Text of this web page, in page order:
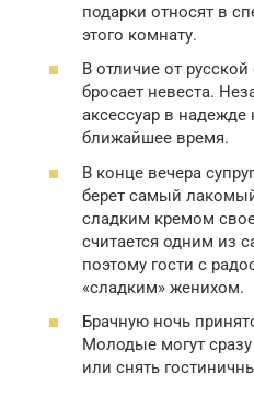
подарки относят в
этого комнату.
В отличие от
бросает невеста.
аксессуар в надежде
ближайшее время.
В конце вечера
берет самый
сладким кремом
считается одним из
поэтому гости с
«сладким» женихом.
Брачную ночь
Молодые могут
или снять